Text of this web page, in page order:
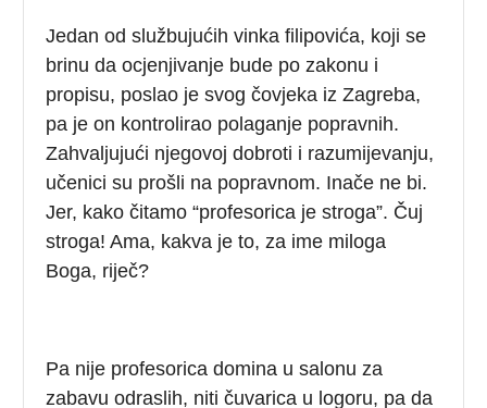
Jedan od službujućih vinka filipovića, koji se
brinu da ocjenjivanje bude po zakonu i
propisu, poslao je svog čovjeka iz Zagreba,
pa je on kontrolirao polaganje popravnih.
Zahvaljujući njegovoj dobroti i razumijevanju,
učenici su prošli na popravnom. Inače ne bi.
Jer, kako čitamo “profesorica je stroga”. Čuj
stroga! Ama, kakva je to, za ime miloga
Boga, riječ?
Pa nije profesorica domina u salonu za
zabavu odraslih, niti čuvarica u logoru, pa da